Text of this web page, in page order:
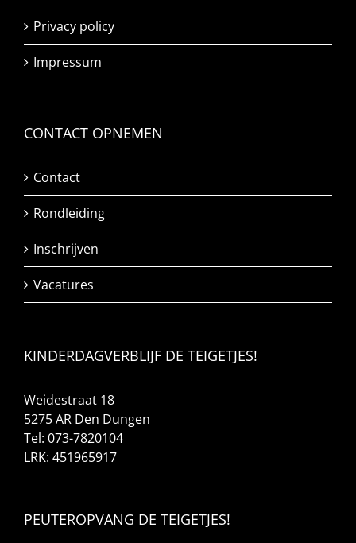
Privacy policy
Impressum
CONTACT OPNEMEN
Contact
Rondleiding
Inschrijven
Vacatures
KINDERDAGVERBLIJF DE TEIGETJES!
Weidestraat 18
5275 AR Den Dungen
Tel: 073-7820104
LRK: 451965917
PEUTEROPVANG DE TEIGETJES!